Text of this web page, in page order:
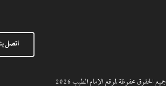
اتصل
جميع الحقوق محفوظة لموقع الإمام الطيب2026